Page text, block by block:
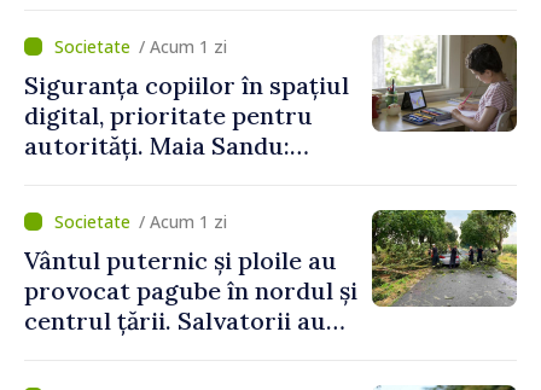
de vârf a concediilor
/ Acum 1 zi
Siguranța copiilor în spațiul
digital, prioritate pentru
autorități. Maia Sandu:
mecanisme care să-i
protejeze”/ Acum 1 zi
Vântul puternic și ploile au
provocat pagube în nordul și
centrul țării. Salvatorii au